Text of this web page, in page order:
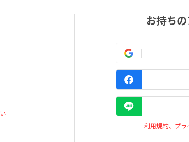
お持ち
利用規約、プ